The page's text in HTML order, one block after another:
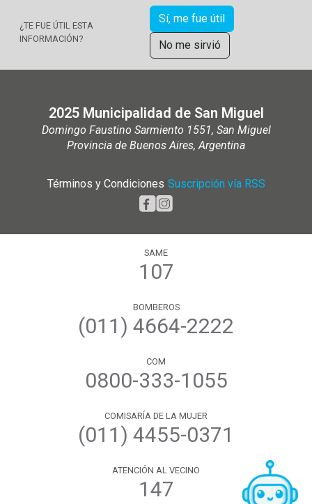
¿TE FUE ÚTIL ESTA
INFORMACIÓN?
Sí, me fue útil
No me sirvió
2025 Municipalidad de San Miguel
Domingo Faustino Sarmiento 1551, San Miguel
Provincia de Buenos Aires, Argentina
Términos y Condiciones Suscripción vía RSS
SAME
107
BOMBEROS
(011) 4664-2222
COM
0800-333-1055
COMISARÍA DE LA MUJER
(011) 4455-0371
ATENCIÓN AL VECINO
147